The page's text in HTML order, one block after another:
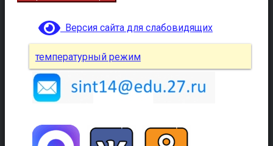
Версия сайта для слабовидящих
температурный режим